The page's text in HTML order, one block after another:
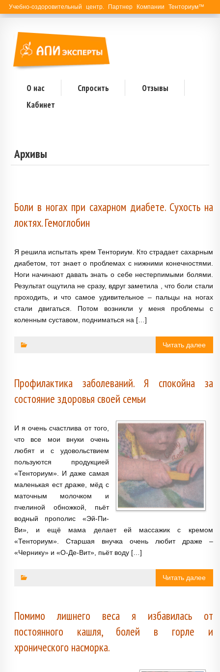
Учебно-оздоровительный центр. Партнер Компании Тенториум™
О нас Спросить
Отзывы
Кабинет
Архивы
Боли в ногах при сахарном диабете. Сухость на
локтях. Гемоглобин
Я решила испытать крем Тенториум. Кто страдает сахарным
диабетом, тот знает о проблемах с нижними конечностями.
Ноги начинают давать знать о себе нестерпимыми болями.
Результат ощутила не сразу, вдруг заметила , что боли стали
проходить, и что самое удивительное – пальцы на ногах
стали двигаться. Потом возникли у меня проблемы с
коленным суставом, подниматься на […]
Читать далее
Профилактика заболеваний. Я спокойна за
состояние здоровья своей семьи
И я очень счастлива от того,
что все мои внуки очень
любят и с удовольствием
пользуются продукцией
«Тенториум». И даже самая
маленькая ест драже, мёд с
маточным молочком и
пчелиной обножкой, пьёт
водный прополис «Эй-Пи-
Ви», и ещё мама делает ей массажик с кремом
«Тенториум». Старшая внучка очень любит драже –
«Чернику» и «О-Де-Вит», пьёт воду […]
Читать далее
Помимо лишнего веса я избавилась от
постоянного кашля, болей в горле и
хронического насморка.